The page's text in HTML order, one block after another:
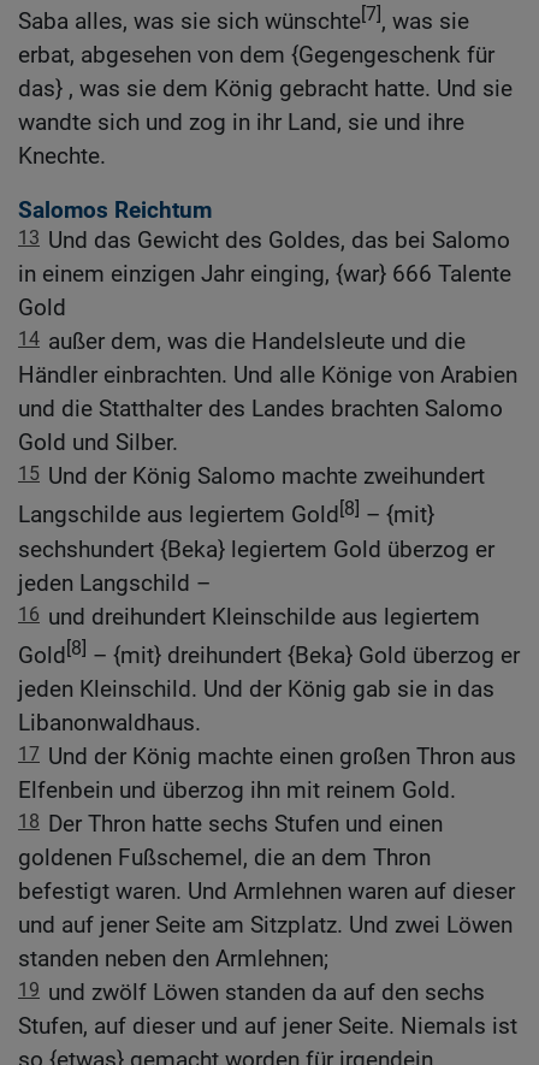
Saba alles, was sie sich wünschte[7], was sie
erbat, abgesehen von dem {Gegengeschenk für
das} , was sie dem König gebracht hatte. Und sie
wandte sich und zog in ihr Land, sie und ihre
Knechte.
Salomos Reichtum
13 Und das Gewicht des Goldes, das bei Salomo
in einem einzigen Jahr einging, {war} 666 Talente
Gold
14 außer dem, was die Handelsleute und die
Händler einbrachten. Und alle Könige von Arabien
und die Statthalter des Landes brachten Salomo
Gold und Silber.
15 Und der König Salomo machte zweihundert
Langschilde aus legiertem Gold[8] – {mit}
sechshundert {Beka} legiertem Gold überzog er
jeden Langschild –
16 und dreihundert Kleinschilde aus legiertem
Gold[8] – {mit} dreihundert {Beka} Gold überzog er
jeden Kleinschild. Und der König gab sie in das
Libanonwaldhaus.
17 Und der König machte einen großen Thron aus
Elfenbein und überzog ihn mit reinem Gold.
18 Der Thron hatte sechs Stufen und einen
goldenen Fußschemel, die an dem Thron
befestigt waren. Und Armlehnen waren auf dieser
und auf jener Seite am Sitzplatz. Und zwei Löwen
standen neben den Armlehnen;
19 und zwölf Löwen standen da auf den sechs
Stufen, auf dieser und auf jener Seite. Niemals ist